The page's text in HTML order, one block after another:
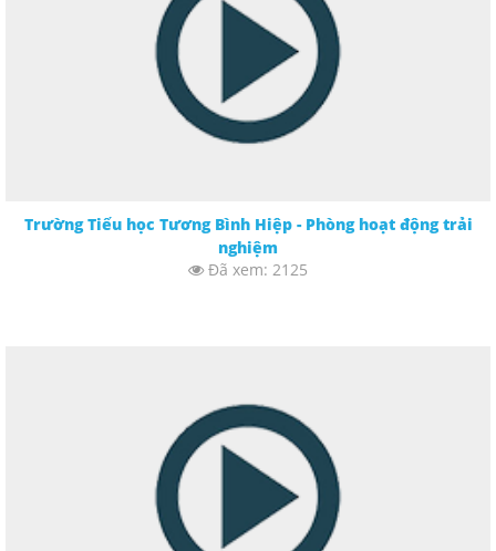
Trường Tiểu học Tương Bình Hiệp - Phòng hoạt động trải
nghiệm
Đã xem: 2125